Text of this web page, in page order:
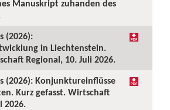
Manuskript zuhanden des
(2026):
in Liechtenstein.
Regional, 10. Juli 2026.
(2026): Konjunktureinflüsse
Kurz gefasst. Wirtschaft
2026.